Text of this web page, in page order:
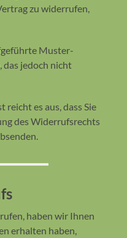
zu widerrufen,
Muster-
jedoch nicht
es aus, dass Sie
des Widerrufsrechts
haben wir Ihnen
erhalten haben,